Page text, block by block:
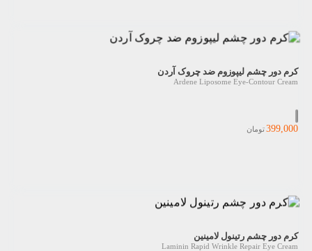
کرم دور چشم لیپوزوم ضد چروک آردن
Ardene Liposome Eye-Contour Cream
399,000تومان
کرم دور چشم رتینول لامینین
Laminin Rapid Wrinkle Repair Eye Cream